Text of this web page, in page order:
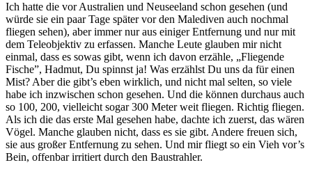
Ich hatte die vor Australien und Neuseeland schon gesehen (und
würde sie ein paar Tage später vor den Malediven auch nochmal
fliegen sehen), aber immer nur aus einiger Entfernung und nur mit
dem Teleobjektiv zu erfassen. Manche Leute glauben mir nicht
einmal, dass es sowas gibt, wenn ich davon erzähle, „Fliegende
Fische”, Hadmut, Du spinnst ja! Was erzählst Du uns da für einen
Mist? Aber die gibt’s eben wirklich, und nicht mal selten, so viele
habe ich inzwischen schon gesehen. Und die können durchaus auch
so 100, 200, vielleicht sogar 300 Meter weit fliegen. Richtig fliegen.
Als ich die das erste Mal gesehen habe, dachte ich zuerst, das wären
Vögel. Manche glauben nicht, dass es sie gibt. Andere freuen sich,
sie aus großer Entfernung zu sehen. Und mir fliegt so ein Vieh vor’s
Bein, offenbar irritiert durch den Baustrahler.